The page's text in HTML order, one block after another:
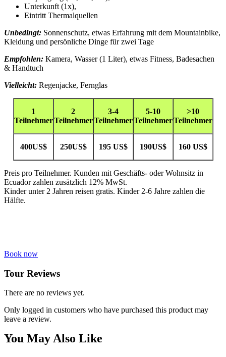
Unterkunft (1x),
Eintritt Thermalquellen
Unbedingt: Sonnenschutz, etwas Erfahrung mit dem Mountainbike,
Kleidung und persönliche Dinge für zwei Tage
Empfohlen: Kamera, Wasser (1 Liter), etwas Fitness, Badesachen
& Handtuch
Vielleicht: Regenjacke, Fernglas
1
Teilnehmer
2
Teilnehmer
3-4
Teilnehmer
5-10
Teilnehmer
>10
Teilnehmer
400US$ 250US$ 195 US$ 190US$ 160 US$
Preis pro Teilnehmer. Kunden mit Geschäfts- oder Wohnsitz in
Ecuador zahlen zusätzlich 12% MwSt.
Kinder unter 2 Jahren reisen gratis. Kinder 2-6 Jahre zahlen die
Hälfte.
Book now
Tour Reviews
There are no reviews yet.
Only logged in customers who have purchased this product may
leave a review.
You May Also Like